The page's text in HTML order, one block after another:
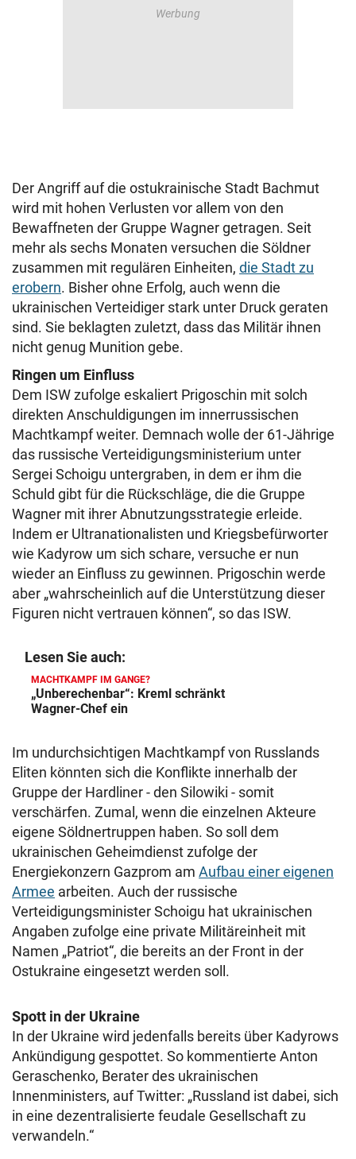
Der Angriff auf die ostukrainische Stadt Bachmut
wird mit hohen Verlusten vor allem von den
Bewaffneten der Gruppe Wagner getragen. Seit
mehr als sechs Monaten versuchen die Söldner
zusammen mit regulären Einheiten, die Stadt zu
erobern. Bisher ohne Erfolg, auch wenn die
ukrainischen Verteidiger stark unter Druck geraten
sind. Sie beklagten zuletzt, dass das Militär ihnen
nicht genug Munition gebe.
Ringen um Einfluss
Dem ISW zufolge eskaliert Prigoschin mit solch
direkten Anschuldigungen im innerrussischen
Machtkampf weiter. Demnach wolle der 61-Jährige
das russische Verteidigungsministerium unter
Sergei Schoigu untergraben, in dem er ihm die
Schuld gibt für die Rückschläge, die die Gruppe
Wagner mit ihrer Abnutzungsstrategie erleide.
Indem er Ultranationalisten und Kriegsbefürworter
wie Kadyrow um sich schare, versuche er nun
wieder an Einfluss zu gewinnen. Prigoschin werde
aber „wahrscheinlich auf die Unterstützung dieser
Figuren nicht vertrauen können“, so das ISW.
Lesen Sie auch:
MACHTKAMPF IM GANGE?
„Unberechenbar“: Kreml schränkt
Wagner-Chef ein
Im undurchsichtigen Machtkampf von Russlands
Eliten könnten sich die Konflikte innerhalb der
Gruppe der Hardliner - den Silowiki - somit
verschärfen. Zumal, wenn die einzelnen Akteure
eigene Söldnertruppen haben. So soll dem
ukrainischen Geheimdienst zufolge der
Energiekonzern Gazprom am Aufbau einer eigenen
Armee arbeiten. Auch der russische
Verteidigungsminister Schoigu hat ukrainischen
Angaben zufolge eine private Militäreinheit mit
Namen „Patriot“, die bereits an der Front in der
Ostukraine eingesetzt werden soll.
Spott in der Ukraine
In der Ukraine wird jedenfalls bereits über Kadyrows
Ankündigung gespottet. So kommentierte Anton
Geraschenko, Berater des ukrainischen
Innenministers, auf Twitter: „Russland ist dabei, sich
in eine dezentralisierte feudale Gesellschaft zu
verwandeln.“